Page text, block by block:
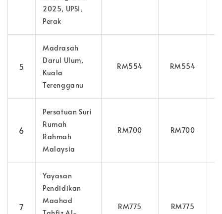
2025, UPSI,
Perak
5
Madrasah
Darul Ulum,
Kuala
Terengganu
RM554 RM554
6
Persatuan Suri
Rumah
Rahmah
Malaysia
RM700 RM700
7
Yayasan
Pendidikan
Maahad
RM775 RM775